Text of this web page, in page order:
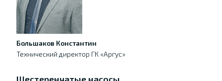
Большаков Константин
Технический директор ГК «Аргус»